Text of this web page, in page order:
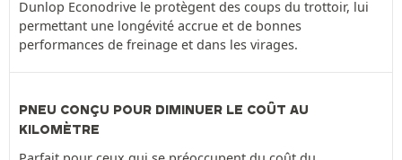
Dunlop Econodrive le protègent des coups du trottoir, lui
permettant une longévité accrue et de bonnes
performances de freinage et dans les virages.
PNEU CONÇU POUR DIMINUER LE COÛT AU
KILOMÈTRE